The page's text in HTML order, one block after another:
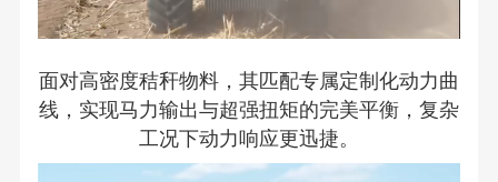
面对高密度秸秆物料，其匹配专属定制化动力曲
线，实现马力输出与超强扭矩的完美平衡，复杂
工况下动力响应更迅捷。